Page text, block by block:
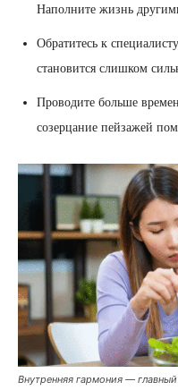
Наполните жизнь
Обратитесь к
становится слишком
Проводите больше
созерцание пейзажей
Внутренняя гармония —